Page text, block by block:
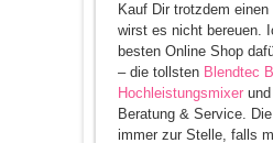
Kauf Dir trotzdem einen
wirst es nicht bereuen.
besten Online Shop
– die tollsten Blendtec
Hochleistungsmixerund
Beratung & Service.
immer zur Stelle, falls